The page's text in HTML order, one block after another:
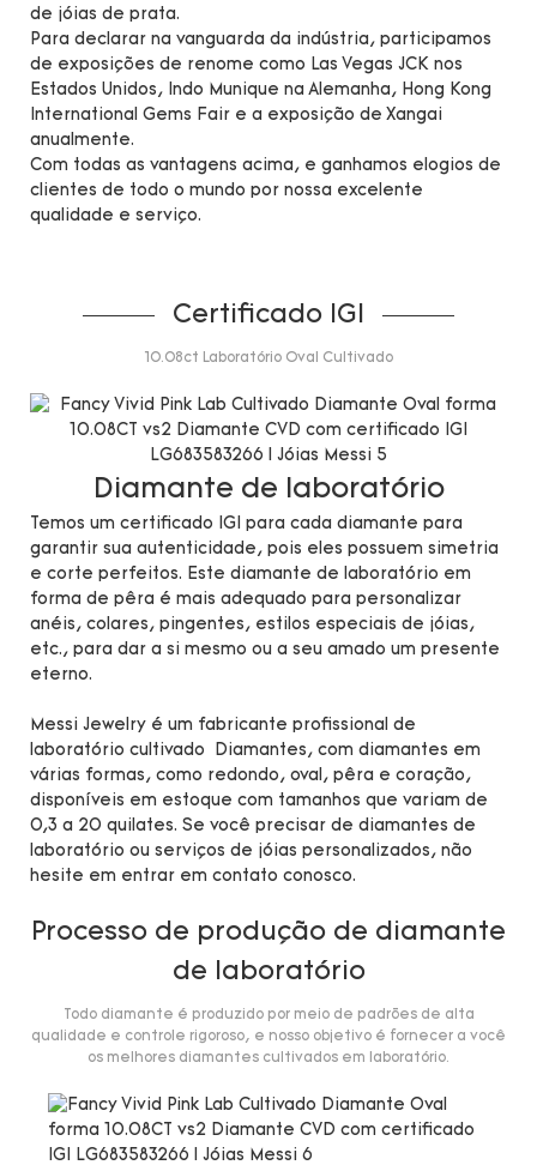
de jóias de prata.
Para declarar na vanguarda da indústria, participamos
de exposições de renome como Las Vegas JCK nos
Estados Unidos, Indo Munique na Alemanha, Hong Kong
International Gems Fair e a exposição de Xangai
anualmente.
Com todas as vantagens acima, e ganhamos elogios de
clientes de todo o mundo por nossa excelente
qualidade e serviço.
Certificado IGI
10.08ct Laboratório Oval Cultivado
Diamante de laboratório
Temos um certificado IGI para cada diamante para
garantir sua autenticidade, pois eles possuem simetria
e corte perfeitos. Este diamante de laboratório em
forma de pêra é mais adequado para personalizar
anéis, colares, pingentes, estilos especiais de jóias,
etc., para dar a si mesmo ou a seu amado um presente
eterno.
Messi Jewelry é um fabricante profissional de
laboratório cultivado Diamantes, com diamantes em
várias formas, como redondo, oval, pêra e coração,
disponíveis em estoque com tamanhos que variam de
0,3 a 20 quilates. Se você precisar de diamantes de
laboratório ou serviços de jóias personalizados, não
hesite em entrar em contato conosco.
Processo de produção de diamante
de laboratório
Todo diamante é produzido por meio de padrões de alta
qualidade e controle rigoroso, e nosso objetivo é fornecer a você
os melhores diamantes cultivados em laboratório.